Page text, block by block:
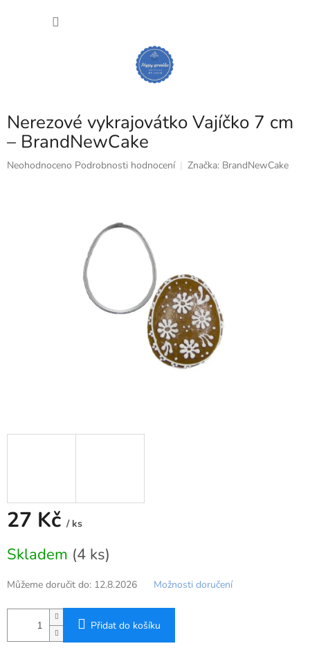
Nerezové vykrajovátko Vajíčko 7 cm
– BrandNewCake
Průměrné
Neohodnoceno Podrobnosti hodnocení Značka: BrandNewCake
27 Kč / ks
cena:
Skladem (4 ks)
Můžeme doručit do: 12.8.2026 Možnosti doručení
Přidat do košíku